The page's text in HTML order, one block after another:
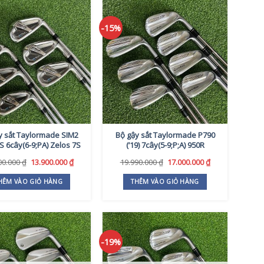
sắt Taylormade SIM2
6cây(6-9;PA) Zelos 7S
₫ Giá
là:
16.000.000 ₫.
13.900.000₫Giá
VÀO GIỎ HÀNG
-15%
Bộ gậy sắt Taylormade P790
(’19) 7cây(5-9;P;A) 950R
19.990.000₫ Giá
là:
19.990.000 ₫.
17.000.000₫Giá
THÊM VÀO GIỎ HÀNG
-19%